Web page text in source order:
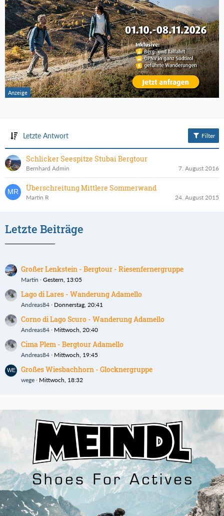
Letzte Antwort Filter
Schlicker Seespitze Stubai Bergtour
Bernhard Admin 7. August 2016
Überschreitung Mittlere Sommerwand
Martin R 24. August 2015
Letzte Beiträge
Großer Lenkstein - Bergtour - Riesenfernergruppe
Martin Gestern, 13:05
Lago di Lares - Wanderung Adamello
Andreas84 Donnerstag, 20:41
Corno di Lago Scuro - Wanderung Adamello
Andreas84 Mittwoch, 20:40
Cima Plem - Bergtour Adamello
Andreas84 Mittwoch, 19:45
Großes Wiesbachhorn - Glocknergruppe
wege Mittwoch, 18:32